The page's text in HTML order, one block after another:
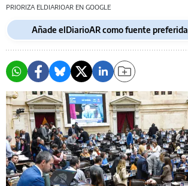
PRIORIZA ELDIARIOAR EN GOOGLE
Añade elDiarioAR como fuente preferida